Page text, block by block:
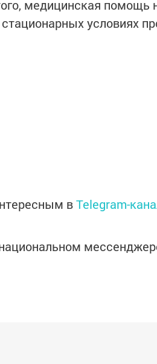
медицинская помощь
условиях
вTelegram-